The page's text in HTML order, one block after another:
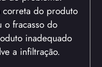
correta do produto
o fracasso do
inadequado
a infiltração.